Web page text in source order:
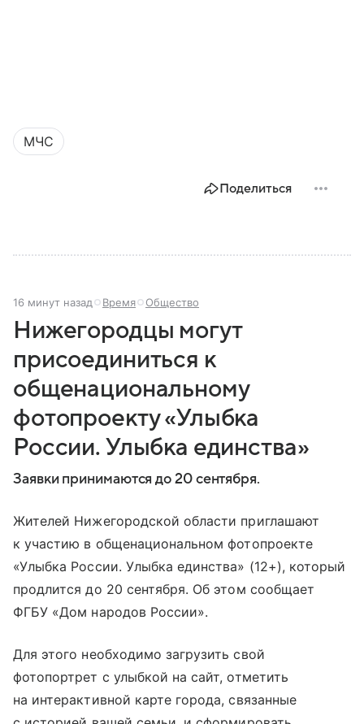
МЧС
Поделиться
16 минут назад Время Общество
Нижегородцы могут
присоединиться к
общенациональному
фотопроекту «Улыбка
России. Улыбка единства»
Заявки принимаются до 20 сентября.
Жителей Нижегородской области приглашают
к участию в общенациональном фотопроекте
«Улыбка России. Улыбка единства» (12+), который
продлится до 20 сентября. Об этом сообщает
ФГБУ «Дом народов России».
Для этого необходимо загрузить свой
фотопортрет с улыбкой на сайт, отметить
на интерактивной карте города, связанные